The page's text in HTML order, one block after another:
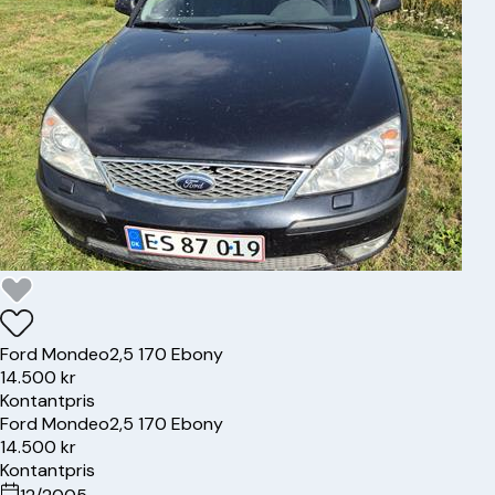
FordMondeo2,5 170 Ebony
14.500 kr
Kontantpris
FordMondeo2,5 170 Ebony
14.500 kr
Kontantpris